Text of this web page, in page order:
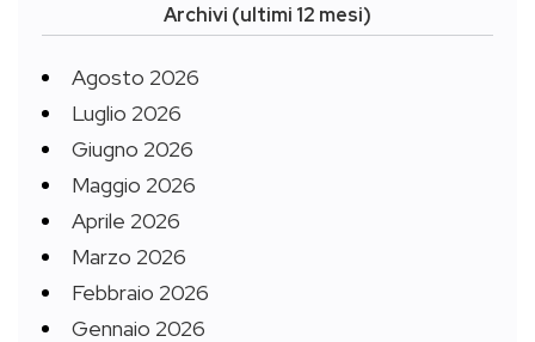
Archivi (ultimi 12 mesi)
Agosto 2026
Luglio 2026
Giugno 2026
Maggio 2026
Aprile 2026
Marzo 2026
Febbraio 2026
Gennaio 2026